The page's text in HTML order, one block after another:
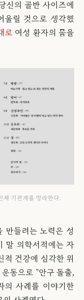
신의 골반 사이즈에
릴 것으로 생각했
로 여성 환자의 몸을
체 기관계를 망라한다.
만들려는 노력은 성
말 의학서적에는 자
적 건강에 심각한 위
동으로 "안구 돌출,
의 사례를 이야기한